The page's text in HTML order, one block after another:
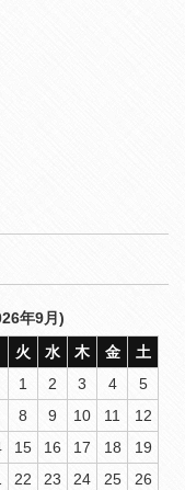
年9月)
火 水 木 金
土
1
2 3 4
5
8 9 10 11
12
15 16 17 18
19
22 23 24 25
26